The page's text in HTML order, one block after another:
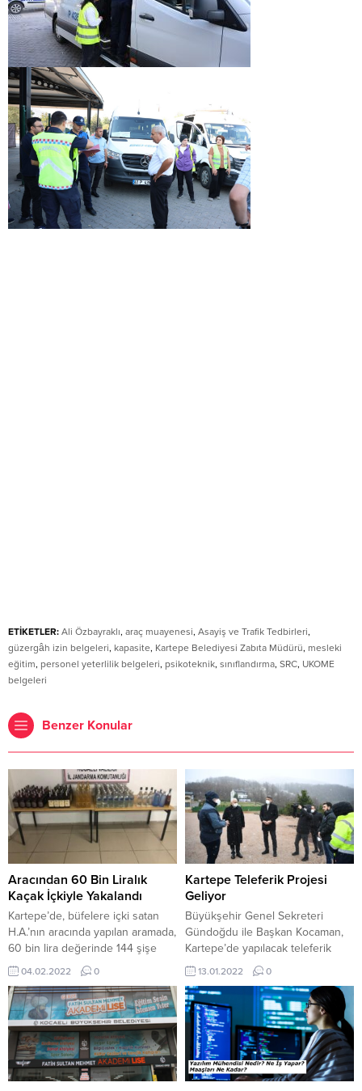
ETİKETLER: Ali Özbayraklı, araç muayenesi, Asayiş ve Trafik Tedbirleri,
güzergâh izin belgeleri, kapasite, Kartepe Belediyesi Zabıta Müdürü, mesleki
eğitim, personel yeterlilik belgeleri, psikoteknik, sınıflandırma, SRC, UKOME
belgeleri
Benzer Konular
Aracından 60 Bin Liralık
Kaçak İçkiyle Yakalandı
Kartepe’de, büfelere içki satan
H.A.’nın aracında yapılan aramada,
60 bin lira değerinde 144 şişe
kaçak içki ele geçirildi. Kocaeli İl
yaşındaki
H.A.’nın Kartepe ilçesi Maşukiye Mahallesi’nde
büfelere kaçak içki sattığını
belirledi. Savcılıktan alınan arama
izninin ardından dün akşam
H.A.’ya ait araç durdurularak
04.02.2022 0
Kartepe Teleferik Projesi
Geliyor
Büyükşehir Genel Sekreteri
Gündoğdu ile Başkan Kocaman,
Kartepe’de yapılacak teleferik
projesinin başlangıç noktasında
Belediye Başkanı Mustafa
Kocaman, Kocaeli Büyükşehir
Belediyesi Genel Sekreteri
Balamir Gündoğdu’yu konuk etti.
Başkan Kocaman ile Gündoğdu,
Kocaeli’nin 50 yıllık hayali olan
13.01.2022 0